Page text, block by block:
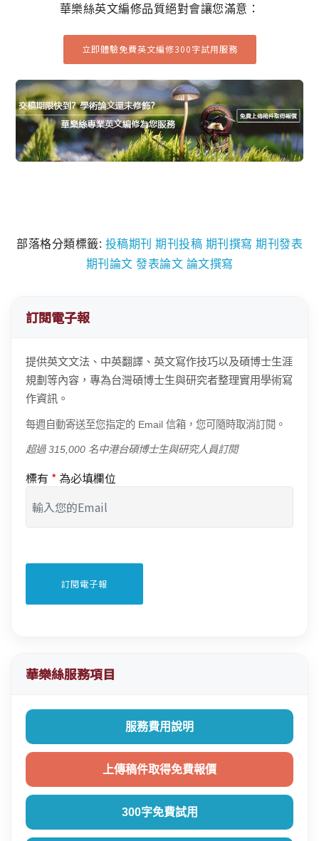
華樂絲英文編修品質絕對會讓您滿意：
立即體驗免費英文編修300字試用服務
部落格分類標籤: 投稿期刊 期刊投稿 期刊撰寫 期刊發表
期刊論文 發表論文 論文撰寫
訂閱電子報
提供英文文法、中英翻譯、英文寫作技巧以及碩博士生涯
規劃等內容，專為台灣碩博士生與研究者整理實用學術寫
作資訊。
每週自動寄送至您指定的 Email 信箱，您可隨時取消訂閱。
超過 315,000 名中港台碩博士生與研究人員訂閱
標有 * 為必填欄位
華樂絲服務項目
服務費用說明
上傳稿件取得免費報價
300字免費試用